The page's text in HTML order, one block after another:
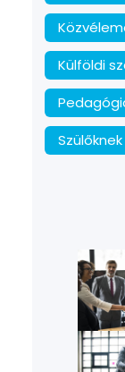
Külföldi
Szülőknek